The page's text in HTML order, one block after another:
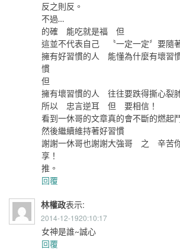
反之則反。
不過…
的確 能吃就是福 但
這並不代表自己 〝一定一定〞要隨
擁有好習慣的人 能懂為什麼有壞習
慣
但
擁有壞習慣的人 往往要跌得撕心裂
所以 忠言逆耳 但 要相信！
看到一休哥的文章真的會不斷的燃起
然後繼續維持著好習慣
謝謝一休哥也謝謝大強哥 之 辛苦
享！
推。
回覆
林權政表示:
2014-12-1920:10:17
女神是誰~誠心
回覆